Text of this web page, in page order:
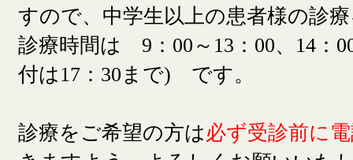
すので、中学生以上の患者様の診
診療時間は 9：00～13：00、14：
付は17：30まで) です。
診療をご希望の方は必ず受診前に